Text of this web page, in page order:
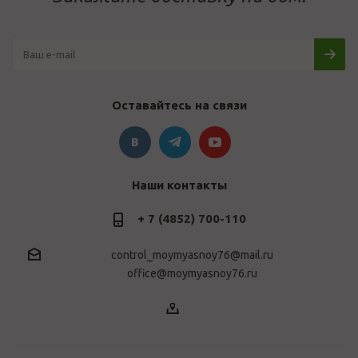
Оставайтесь на связи
Наши контакты
+ 7 (4852) 700-110
control_moymyasnoy76@mail.ru
office@moymyasnoy76.ru